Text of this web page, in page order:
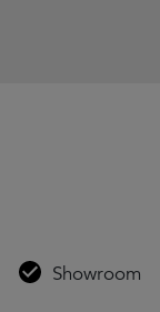
Showroom